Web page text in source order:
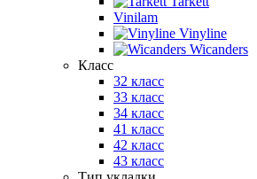
Vinilam
Vinyline
Wicanders
Класс
32 класс
33 класс
34 класс
41 класс
42 класс
43 класс